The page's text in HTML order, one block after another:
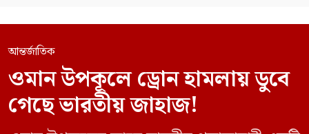
আন্তর্জাতিক
ওমান উপকূলে ড্রোন হামলায় ডুবে
গেছে ভারতীয় জাহাজ!